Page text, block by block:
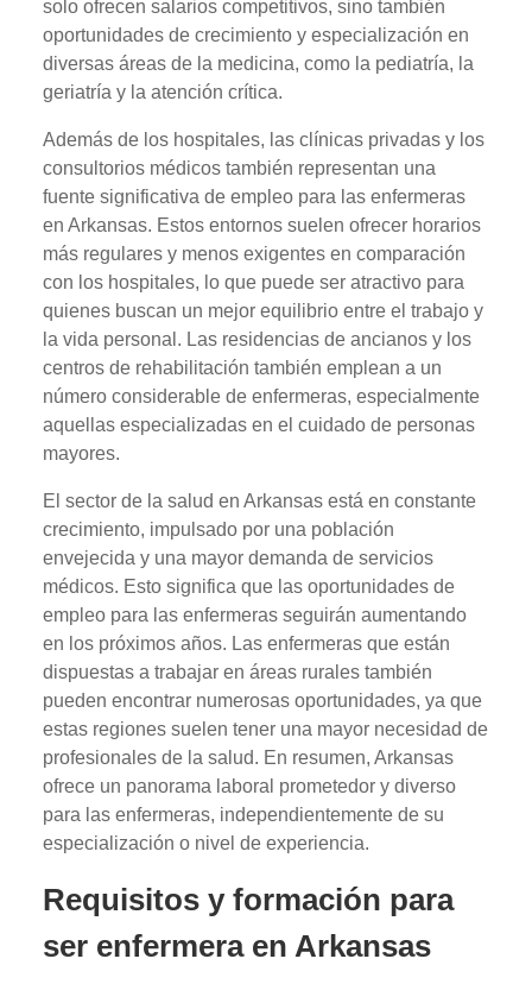
solo ofrecen salarios competitivos, sino también
oportunidades de crecimiento y especialización en
diversas áreas de la medicina, como la pediatría, la
geriatría y la atención crítica.
Además de los hospitales, las clínicas privadas y los
consultorios médicos también representan una
fuente significativa de empleo para las enfermeras
en Arkansas. Estos entornos suelen ofrecer horarios
más regulares y menos exigentes en comparación
con los hospitales, lo que puede ser atractivo para
quienes buscan un mejor equilibrio entre el trabajo y
la vida personal. Las residencias de ancianos y los
centros de rehabilitación también emplean a un
número considerable de enfermeras, especialmente
aquellas especializadas en el cuidado de personas
mayores.
El sector de la salud en Arkansas está en constante
crecimiento, impulsado por una población
envejecida y una mayor demanda de servicios
médicos. Esto significa que las oportunidades de
empleo para las enfermeras seguirán aumentando
en los próximos años. Las enfermeras que están
dispuestas a trabajar en áreas rurales también
pueden encontrar numerosas oportunidades, ya que
estas regiones suelen tener una mayor necesidad de
profesionales de la salud. En resumen, Arkansas
ofrece un panorama laboral prometedor y diverso
para las enfermeras, independientemente de su
especialización o nivel de experiencia.
Requisitos y formación para
ser enfermera en Arkansas